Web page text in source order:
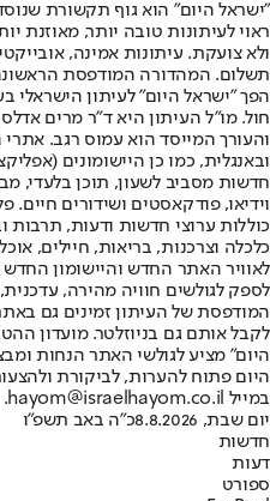
"ישראל היום" הוא גוף תקשורת
ראוי לעיתונות טובה יותר, מאוזנת
ולא צועקת. עיתונות אמינה,
הפך "ישראל היום" לעיתון הישראלי
חול. מו"ל העיתון היא ד"ר מרים
והעורך המייסד הוא עמוס רגב.
חדשות מסביב לשעון, תוכן בלעדי,
וידיאו, פודקאסטים ושידורים חיים.
כוללות ערוצי חדשות ודעות, תרבות
לאוויר האתר החדש והיישומון
לספק לגולשים חוויה מהירה,
המודפסת של העיתון זמינים גם
לקבל אותם גם בניוזלטר. מועדון
היום" מציע לגולשי האתר הנחות
היום פתוח להערות, לביקורת
במייל hayom@israelhayom.co.il.
יום שבת, 8.8.2026
כ"ה באב תשפ"ו
חדשות
דעות
ספורט